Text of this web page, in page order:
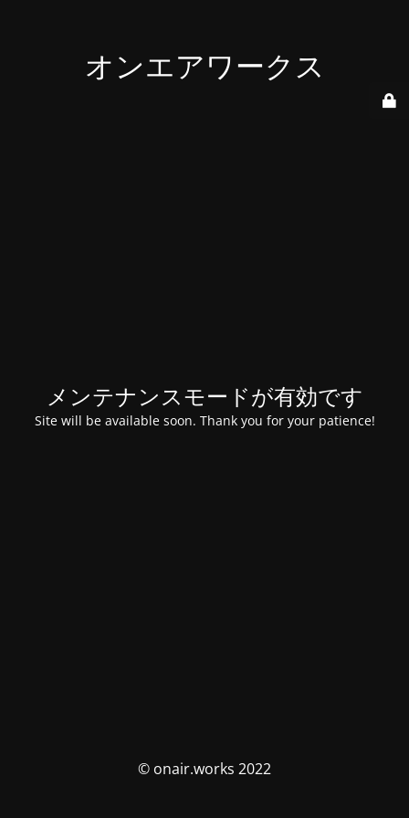
オンエアワークス
メンテナンスモードが有効です
Site will be available soon. Thank you for your patience!
© onair.works 2022